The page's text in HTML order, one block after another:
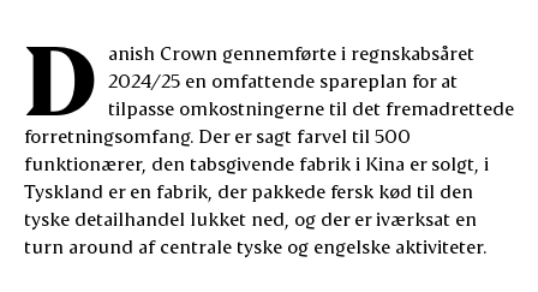
D
anish Crown gennemførte i regnskabsåret
2024/25 en omfattende spareplan for at
tilpasse omkostningerne til det fremadrettede
forretningsomfang. Der er sagt farvel til 500
funktionærer, den tabsgivende fabrik i Kina er solgt, i
Tyskland er en fabrik, der pakkede fersk kød til den
tyske detailhandel lukket ned, og der er iværksat en
turn around af centrale tyske og engelske aktiviteter.